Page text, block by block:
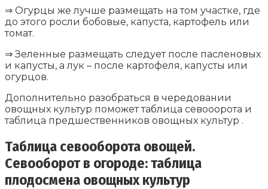
⇒ Огурцы же лучше размещать на том участке, где
до этого росли бобовые, капуста, картофель или
томат.
⇒ Зеленные размещать следует после пасленовых
и капусты, а лук – после картофеля, капусты или
огурцов.
Дополнительно разобраться в чередовании
овощных культур поможет таблица севооорота и
таблица предшественников овощных культур .
Таблица севооборота овощей.
Севооборот в огороде: таблица
плодосмена овощных культур